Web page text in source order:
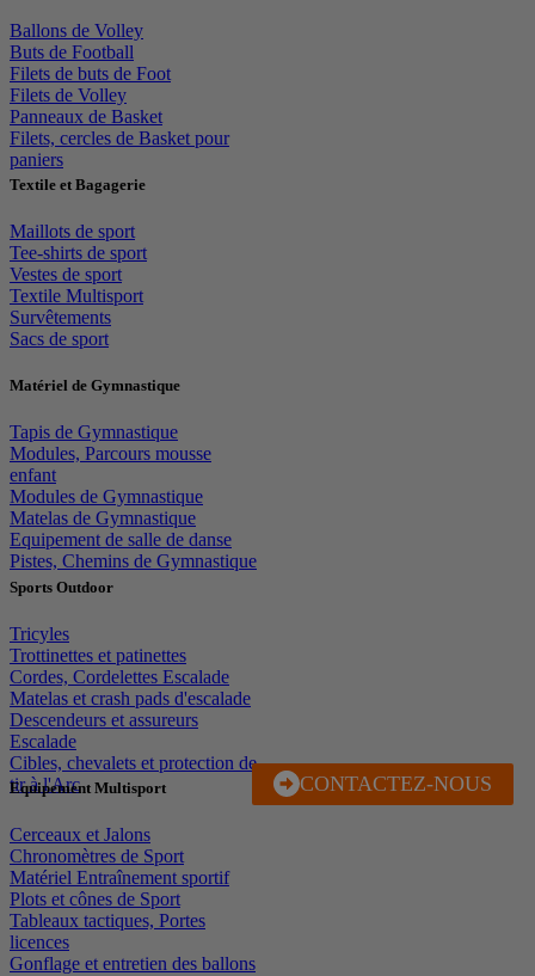
J'EN PROFITE
CONTACTEZ-NOUS
Ballons de Volley
Buts de Football
Filets de buts de Foot
Filets de Volley
Panneaux de Basket
Filets, cercles de Basket pour
paniers
Textile et Bagagerie
Maillots de sport
Tee-shirts de sport
Vestes de sport
Textile Multisport
Survêtements
Sacs de sport
Matériel de Gymnastique
Tapis de Gymnastique
Modules, Parcours mousse
enfant
Modules de Gymnastique
Matelas de Gymnastique
Equipement de salle de danse
Pistes, Chemins de Gymnastique
Sports Outdoor
Tricyles
Trottinettes et patinettes
Cordes, Cordelettes Escalade
Matelas et crash pads d'escalade
Descendeurs et assureurs
Escalade
Cibles, chevalets et protection de
tir à l'Arc
Equipement Multisport
Cerceaux et Jalons
Chronomètres de Sport
Matériel Entraînement sportif
Plots et cônes de Sport
Tableaux tactiques, Portes
licences
Gonflage et entretien des ballons